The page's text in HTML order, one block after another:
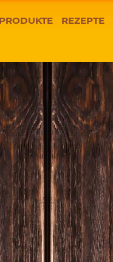
PRODUKTE REZEPTE